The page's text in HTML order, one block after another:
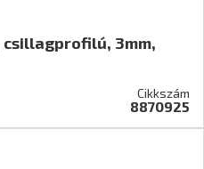
3mm,
Cikkszám
8870925